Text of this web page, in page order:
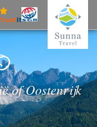
of Oostenrijk